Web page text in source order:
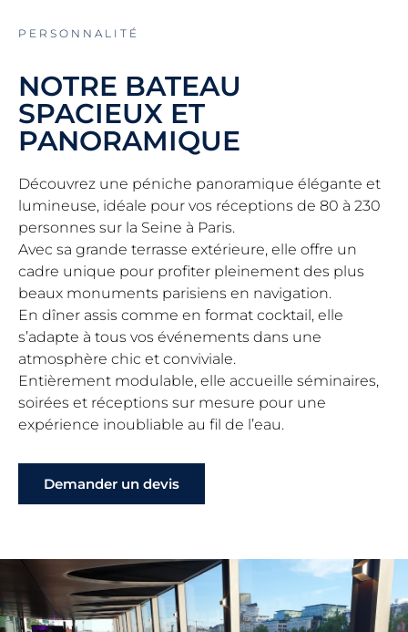
PERSONNALITÉ
NOTRE BATEAU
SPACIEUX ET
PANORAMIQUE
Découvrez une péniche panoramique élégante et
lumineuse, idéale pour vos réceptions de 80 à 230
personnes sur la Seine à Paris.
Avec sa grande terrasse extérieure, elle offre un
cadre unique pour profiter pleinement des plus
beaux monuments parisiens en navigation.
En dîner assis comme en format cocktail, elle
s’adapte à tous vos événements dans une
atmosphère chic et conviviale.
Entièrement modulable, elle accueille séminaires,
soirées et réceptions sur mesure pour une
expérience inoubliable au fil de l’eau.
Demander un devis